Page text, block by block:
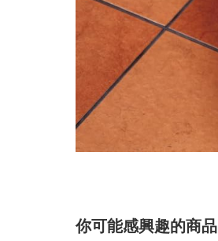
你可能感興趣的商品